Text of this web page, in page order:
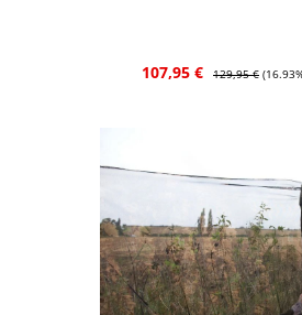
Verkaufspreis:
107,95 € Regulärer Preis:
129,95 €